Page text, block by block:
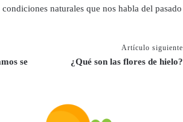
naturales que nos habla del pasado
se
Artículo siguiente
¿Qué son las flores de hielo?